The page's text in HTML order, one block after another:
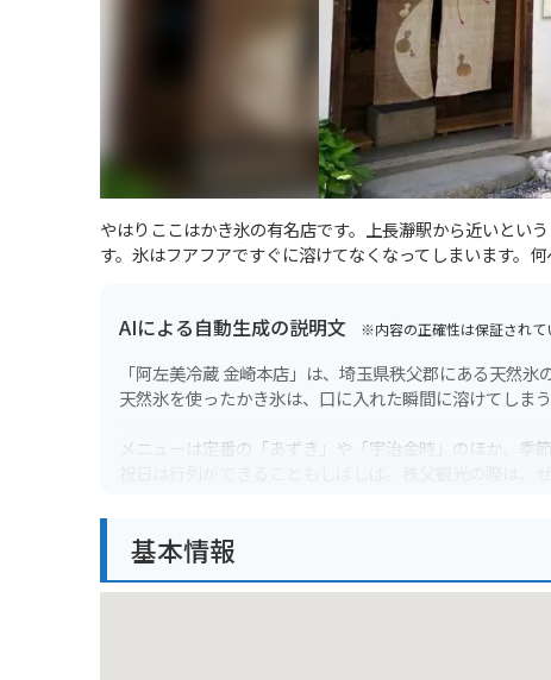
やはりここはかき氷の有名店です。上長瀞駅から近いとい
す。氷はフアフアですぐに溶けてなくなってしまいます。
AIによる自動生成の説明文 ※内容の正確性は保証されて
「阿左美冷蔵 金崎本店」は、埼玉県秩父郡にある天然
天然氷を使ったかき氷は、口に入れた瞬間に溶けてしま
メニューは定番の「あずき」や「宇治金時」のほか、季
祝日は行列ができることもしばしば。秩父観光の際は、
もおすすめです。
基本情報